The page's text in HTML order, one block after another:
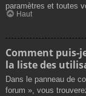
paramètres et toutes
Haut
Comment puis-
la liste des
Dans le panneau de
forum », vous